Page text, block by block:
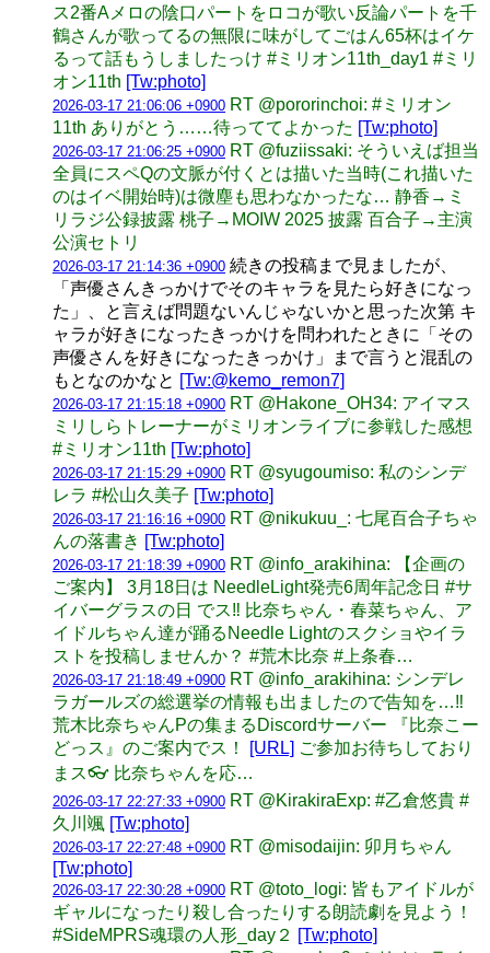
ス2番Aメロの陰口パートをロコが歌い反論パートを千
鶴さんが歌ってるの無限に味がしてごはん65杯はイケ
るって話もうしましたっけ #ミリオン11th_day1 #ミリ
オン11th [Tw:photo]
2026-03-17 21:06:06 +0900 RT @pororinchoi: #ミリオン
11th ありがとう……待っててよかった [Tw:photo]
2026-03-17 21:06:25 +0900 RT @fuziissaki: そういえば担当
全員にスペQの文脈が付くとは描いた当時(これ描いた
のはイベ開始時)は微塵も思わなかったな… 静香→ミ
リラジ公録披露 桃子→MOIW 2025 披露 百合子→主演
公演セトリ
2026-03-17 21:14:36 +0900 続きの投稿まで見ましたが、
「声優さんきっかけでそのキャラを見たら好きになっ
た」、と言えば問題ないんじゃないかと思った次第 キ
ャラが好きになったきっかけを問われたときに「その
声優さんを好きになったきっかけ」まで言うと混乱の
もとなのかなと [Tw:@kemo_remon7]
2026-03-17 21:15:18 +0900 RT @Hakone_OH34: アイマス
ミリしらトレーナーがミリオンライブに参戦した感想
#ミリオン11th [Tw:photo]
2026-03-17 21:15:29 +0900 RT @syugoumiso: 私のシンデ
レラ #松山久美子 [Tw:photo]
2026-03-17 21:16:16 +0900 RT @nikukuu_: 七尾百合子ちゃ
んの落書き [Tw:photo]
2026-03-17 21:18:39 +0900 RT @info_arakihina: 【企画の
ご案内】 3月18日は NeedleLight発売6周年記念日 #サ
イバーグラスの日 でス‼︎ 比奈ちゃん・春菜ちゃん、ア
イドルちゃん達が踊るNeedle Lightのスクショやイラ
ストを投稿しませんか？ #荒木比奈 #上条春…
2026-03-17 21:18:49 +0900 RT @info_arakihina: シンデレ
ラガールズの総選挙の情報も出ましたので告知を…‼︎
荒木比奈ちゃんPの集まるDiscordサーバー 『比奈こー
どっス』のご案内でス！
[URL] ご参加お待ちしており
まス👓 比奈ちゃんを応…
2026-03-17 22:27:33 +0900 RT @KirakiraExp: #乙倉悠貴 #
久川颯 [Tw:photo]
2026-03-17 22:27:48 +0900 RT @misodaijin: 卯月ちゃん
[Tw:photo]
2026-03-17 22:30:28 +0900 RT @toto_logi: 皆もアイドルが
ギャルになったり殺し合ったりする朗読劇を見よう！
#SideMPRS魂環の人形_day２ [Tw:photo]